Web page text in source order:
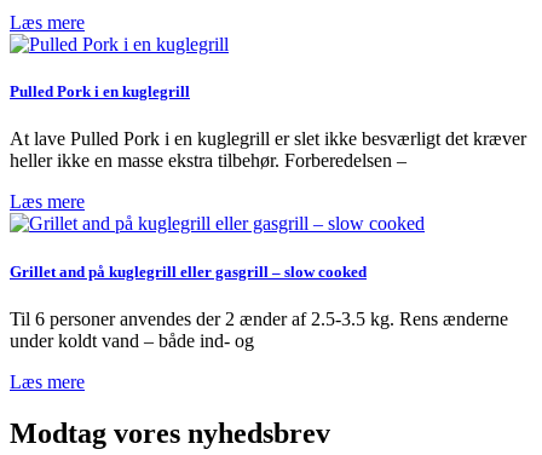
Læs mere
Pulled Pork i en kuglegrill
At lave Pulled Pork i en kuglegrill er slet ikke besværligt det kræver
heller ikke en masse ekstra tilbehør. Forberedelsen –
Læs mere
Grillet and på kuglegrill eller gasgrill – slow cooked
Til 6 personer anvendes der 2 ænder af 2.5-3.5 kg. Rens ænderne
under koldt vand – både ind- og
Læs mere
Modtag vores nyhedsbrev